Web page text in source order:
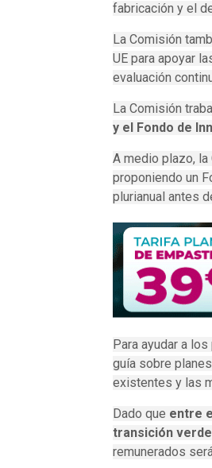
fabricación y el
La Comisión
UE para apoyar
evaluación
La Comisión
y el Fondo de
A medio plazo,
proponiendo un
plurianual antes
Para ayudar a
guía sobre
existentes y las
Dado que entre
transición
remunerados